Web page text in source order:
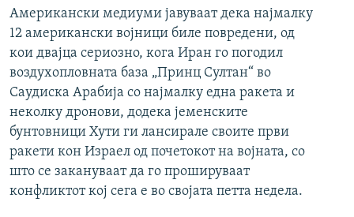
Американски медиуми јавуваат дека најмалку
12 американски војници биле повредени, од
кои двајца сериозно, кога Иран го погодил
воздухопловната база „Принц Султан“ во
Саудиска Арабија со најмалку една ракета и
неколку дронови, додека јеменските
бунтовници Хути ги лансирале своите први
ракети кон Израел од почетокот на војната, со
што се закануваат да го прошируваат
конфликтот кој сега е во својата петта недела.